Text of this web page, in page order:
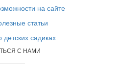
на сайте
статьи
детских садиках
С НАМИ